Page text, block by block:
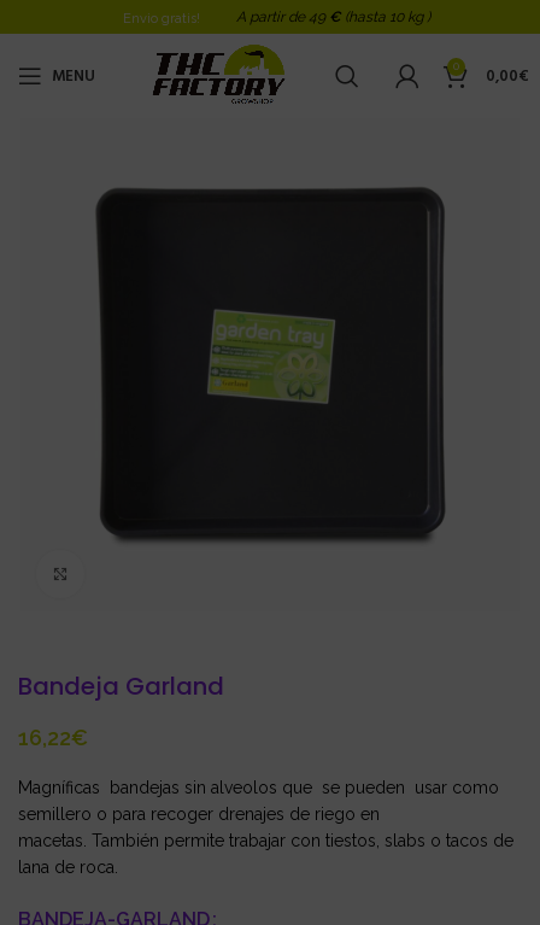
Envio gratis! A partir de 49 € (hasta 10 kg )
MENU 0 0,00€
Bandeja Garland
€
Magníficas bandejas sin alveolos que se pueden usar como
semillero o para recoger drenajes de riego en
macetas. También permite trabajar con tiestos, slabs o tacos de
lana de roca.
BANDEJA-GARLAND